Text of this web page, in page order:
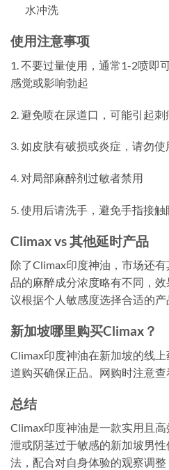
水冲洗
使用注意事项
1. 不要过量使用，通常1-2喷即
感觉或影响勃起
2. 避免喷在尿道口，可能引起刺
3. 如皮肤有破损或炎症，请勿使
4. 对局部麻醉剂过敏者禁用
5. 使用后请洗手，避免手指接
Climax vs 其他延时产品
除了Climax印度神油，市场还
品的麻醉成分浓度略有不同，
议根据个人敏感度选择合适的产
新加坡哪里购买Climax？
Climax印度神油在新加坡的线
道购买确保正品。网购时注意查
总结
Climax印度神油是一款实用且
泄或阴茎过于敏感的新加坡男
法，配合对自身体验的观察调